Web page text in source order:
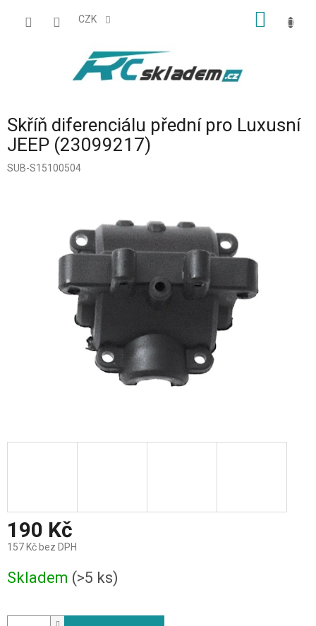
CZK
Skříň diferenciálu přední pro Luxusní
JEEP (23099217)
SUB-S15100504
190 Kč
157 Kč bez DPH
cena:
Skladem (>5 ks)